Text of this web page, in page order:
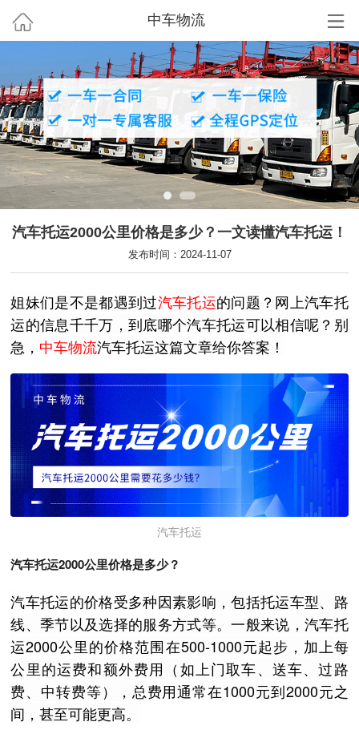
中车物流
汽车托运2000公里价格是多少？一文读懂汽车托运！
发布时间：2024-11-07
姐妹们是不是都遇到过汽车托运的问题？网上汽车托
运的信息千千万，到底哪个汽车托运可以相信呢？别
急， 中车物流汽车托运这篇文章给你答案！
汽车托运
汽车托运2000公里价格是多少？
汽车托运的价格受多种因素影响，包括托运车型、路
线、季节以及选择的服务方式等。一般来说，汽车托
运2000公里的价格范围在500-1000元起步，加上每
公里的运费和额外费用（如上门取车、送车、过路
费、中转费等），总费用通常在1000元到2000元之
间，甚至可能更高。